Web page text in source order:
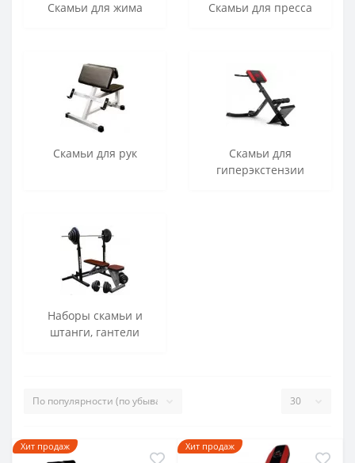
Скамьи для жима Скамьи для пресса
Скамьи для рук
Скамьи для
гиперэкстензии
Наборы скамьи и
штанги, гантели
Хит продаж Хит продаж